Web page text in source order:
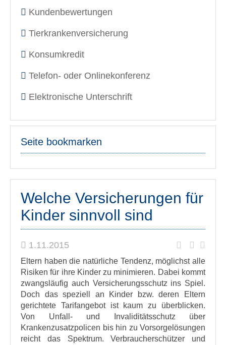
Kundenbewertungen
Tierkrankenversicherung
Konsumkredit
Telefon- oder Onlinekonferenz
Elektronische Unterschrift
Seite bookmarken
Welche Versicherungen für
Kinder sinnvoll sind
1.11.2015
Eltern haben die natürliche Tendenz, möglichst alle
Risiken für ihre Kinder zu minimieren. Dabei kommt
zwangsläufig auch Versicherungsschutz ins Spiel.
Doch das speziell an Kinder bzw. deren Eltern
gerichtete Tarifangebot ist kaum zu überblicken.
Von Unfall- und Invaliditätsschutz über
Krankenzusatzpolicen bis hin zu Vorsorgelösungen
reicht das Spektrum. Verbraucherschützer und